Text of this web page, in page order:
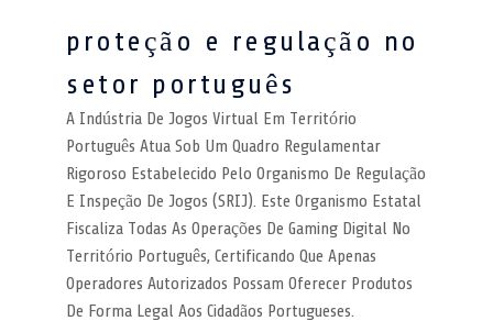
proteção e regulação no
setor português
A Indústria De Jogos Virtual Em Território
Português Atua Sob Um Quadro Regulamentar
Rigoroso Estabelecido Pelo Organismo De Regulação
E Inspeção De Jogos (SRIJ). Este Organismo Estatal
Fiscaliza Todas As Operações De Gaming Digital No
Território Português, Certificando Que Apenas
Operadores Autorizados Possam Oferecer Produtos
De Forma Legal Aos Cidadãos Portugueses.